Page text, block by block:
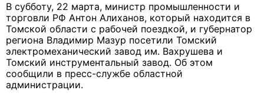
В субботу, 22 марта, министр промышленности и
торговли РФ Антон Алиханов, который находится в
Томской области с рабочей поездкой, и губернатор
региона Владимир Мазур посетили Томский
электромеханический завод им. Вахрушева и
Томский инструментальный завод. Об этом
сообщили в пресс-службе областной
администрации.